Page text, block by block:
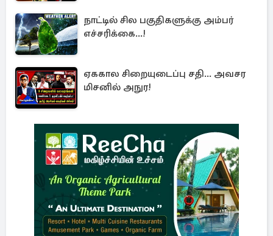
நாட்டில் சில பகுதிகளுக்கு அம்பர்
எச்சரிக்கை...!
ஏககால சிறையுடைப்பு சதி... அவசர
மிசனில் அநுர!